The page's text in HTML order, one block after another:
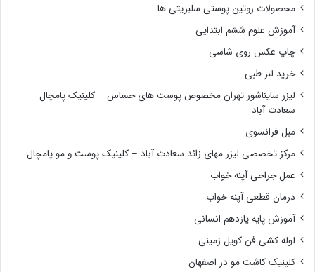
محصولات روتین پوستی سلبریتی ها
آموزش علوم ششم ابتدایی
چاپ عکس روی شاسی
خرید لنز طبی
لیزر سایناشور تهران مخصوص پوست های حساس – کلینیک پامچال
سعادت آباد
مبل فرانسوی
مرکز تخصصی لیزر مهای زائد سعادت آباد – کلینیک پوست و مو پامچال
عمل جراحی آپنه خواب
درمان قطعی آپنه خواب
آموزش پایه یازدهم انسانی
لوله کشی فن کویل زمینی
کلینیک کاشت مو در اصفهان